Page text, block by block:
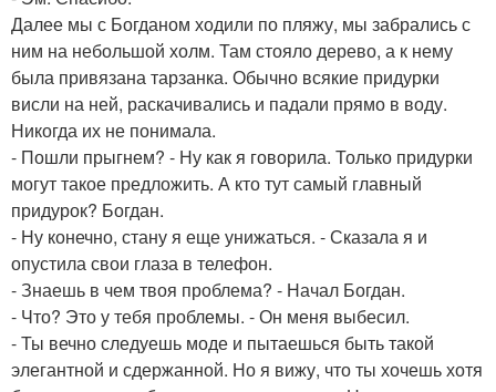
Далее мы с Богданом ходили по пляжу, мы забрались с
ним на небольшой холм. Там стояло дерево, а к нему
была привязана тарзанка. Обычно всякие придурки
висли на ней, раскачивались и падали прямо в воду.
Никогда их не понимала.
- Пошли прыгнем? - Ну как я говорила. Только придурки
могут такое предложить. А кто тут самый главный
придурок? Богдан.
- Ну конечно, стану я еще унижаться. - Сказала я и
опустила свои глаза в телефон.
- Знаешь в чем твоя проблема? - Начал Богдан.
- Что? Это у тебя проблемы. - Он меня выбесил.
- Ты вечно следуешь моде и пытаешься быть такой
элегантной и сдержанной. Но я вижу, что ты хочешь хотя